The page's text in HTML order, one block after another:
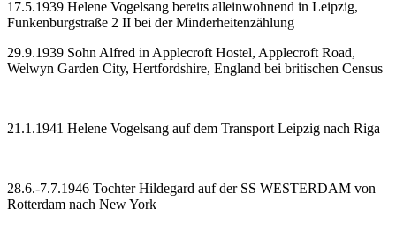
17.5.1939 Helene Vogelsang bereits alleinwohnend in Leipzig,
Funkenburgstraße 2 II bei der Minderheitenzählung
29.9.1939 Sohn Alfred in Applecroft Hostel, Applecroft Road,
Welwyn Garden City, Hertfordshire, England bei britischen Census
21.1.1941 Helene Vogelsang auf dem Transport Leipzig nach Riga
28.6.-7.7.1946 Tochter Hildegard auf der SS WESTERDAM von
Rotterdam nach New York